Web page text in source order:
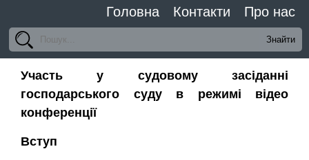
Головна Контакти Про нас
Участь у судовому засіданні
господарського суду в режимі відео
конференції
Вступ